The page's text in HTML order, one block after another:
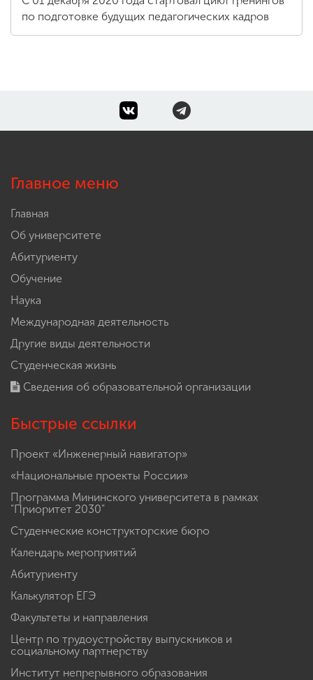
по подготовке будущих педагогических кадров
Главное меню
Главная
Об университете
Абитуриенту
Обучение
Наука
Международная деятельность
Другие виды деятельности
Студенческая жизнь
Сведения об образовательной организации
Быстрые ссылки
Проект «Инженерный навигатор»
«Национальные проекты России»
Программа Мининского университета в рамках
"Приоритет 2030"
Студенческие конструкторские бюро
Календарь мероприятий
Абитуриенту
Калькулятор ЕГЭ
Факультеты и направления
Центр по трудоустройству выпускников и
социальному партнерству
Институт непрерывного образования